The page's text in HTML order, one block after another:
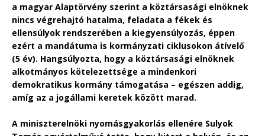
a magyar Alaptörvény szerint a köztársasági elnöknek
nincs végrehajtó hatalma, feladata a fékek és
ellensúlyok rendszerében a kiegyensúlyozás, éppen
ezért a mandátuma is kormányzati ciklusokon átívelő
(5 év). Hangsúlyozta, hogy a köztársasági elnöknek
alkotmányos kötelezettsége a mindenkori
demokratikus kormány támogatása – egészen addig,
amíg az a jogállami keretek között marad.
A miniszterelnöki nyomásgyakorlás ellenére Sulyok